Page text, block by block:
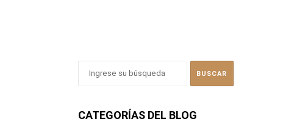
CATEGORÍAS DEL BLOG